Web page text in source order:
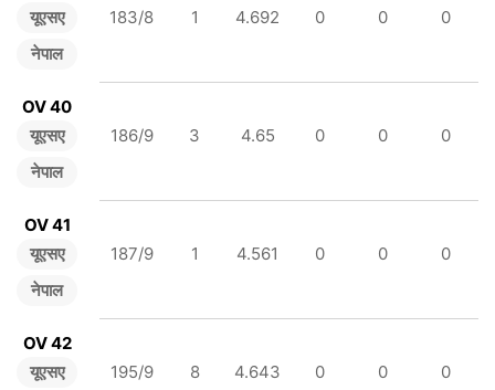
यूएसए
नेपाल
183/8 1 4.692 0 0 0
OV 40
यूएसए
नेपाल
186/9 3 4.65 0 0 0
OV 41
यूएसए
नेपाल
187/9 1 4.561 0 0 0
OV 42
यूएसए
195/9 8 4.643 0 0 0